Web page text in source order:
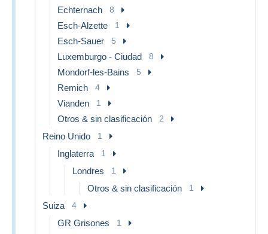
Echternach 8
Esch-Alzette 1
Esch-Sauer 5
Luxemburgo - Ciudad 8
Mondorf-les-Bains 5
Remich 4
Vianden 1
Otros & sin clasificación 2
Reino Unido 1
Inglaterra 1
Londres 1
Otros & sin clasificación 1
Suiza 4
GR Grisones 1